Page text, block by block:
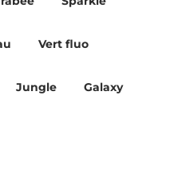
Vert fluo
Jungle Galaxy